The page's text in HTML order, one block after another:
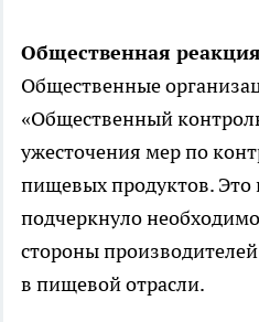
Общественная реакция
Общественные
«Общественный
ужесточения мер по
пищевых продуктов. Это
подчеркнуло
стороны
в пищевой отрасли.